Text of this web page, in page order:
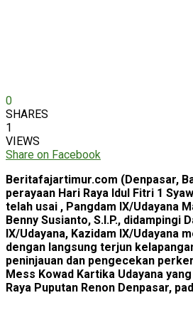
0
SHARES
1
VIEWS
Share on Facebook
Beritafajartimur.com (Denpasar,
perayaan Hari Raya Idul Fitri 1
telah usai , Pangdam IX/Udayana
Benny Susianto, S.I.P., didampingi
IX/Udayana, Kazidam IX/Udayana
dengan langsung terjun
peninjauan dan pengecekan
Mess Kowad Kartika Udayana
Raya Puputan Renon Denpasar,